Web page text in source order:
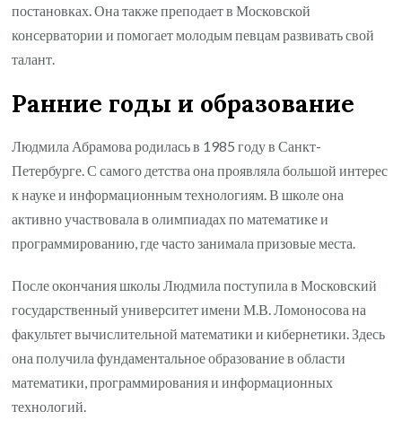
постановках. Она также преподает в Московской
консерватории и помогает молодым певцам развивать свой
талант.
Ранние годы и образование
Людмила Абрамова родилась в 1985 году в Санкт-
Петербурге. С самого детства она проявляла большой интерес
к науке и информационным технологиям. В школе она
активно участвовала в олимпиадах по математике и
программированию, где часто занимала призовые места.
После окончания школы Людмила поступила в Московский
государственный университет имени М.В. Ломоносова на
факультет вычислительной математики и кибернетики. Здесь
она получила фундаментальное образование в области
математики, программирования и информационных
технологий.